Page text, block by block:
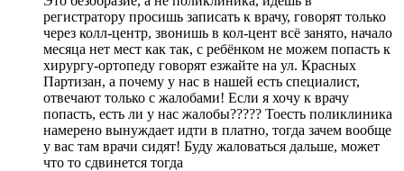
регистратору просишь записать к врачу, говорят только
через колл-центр, звонишь в кол-цент всё занято, начало
месяца нет мест как так, с ребёнком не можем попасть к
хирургу-ортопеду говорят езжайте на ул. Красных
Партизан, а почему у нас в нашей есть специалист,
отвечают только с жалобами! Если я хочу к врачу
попасть, есть ли у нас жалобы????? Тоесть поликлиника
намерено вынуждает идти в платно, тогда зачем вообще
у вас там врачи сидят! Буду жаловаться дальше, может
что то сдвинется тогда